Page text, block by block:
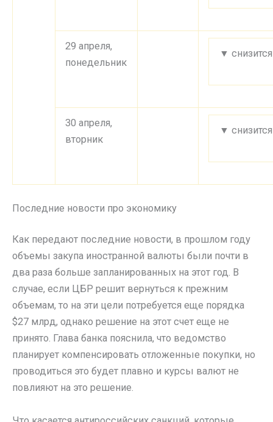
29 апреля,
понедельник
▼ снизится
30 апреля,
вторник
▼ снизится
Последние новости про экономику
Как передают последние новости, в прошлом году
объемы закупа иностранной валюты были почти в
два раза больше запланированных на этот год. В
случае, если ЦБР решит вернуться к прежним
объемам, то на эти цели потребуется еще порядка
$27 млрд, однако решение на этот счет еще не
принято. Глава банка пояснила, что ведомство
планирует компенсировать отложенные покупки, но
проводиться это будет плавно и курсы валют не
повлияют на это решение.